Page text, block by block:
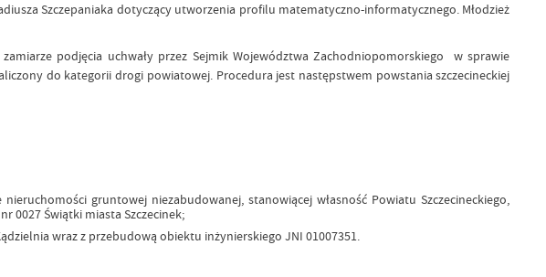
Szczepaniaka dotyczący utworzenia profilu matematyczno-informatycznego. Młodzież
podjęcia uchwały przez Sejmik Województwa Zachodniopomorskiego w sprawie
do kategorii drogi powiatowej. Procedura jest następstwem powstania szczecineckiej
gruntowej niezabudowanej, stanowiącej własność Powiatu Szczecineckiego,
0027 Świątki miasta Szczecinek;
wraz z przebudową obiektu inżynierskiego JNI 01007351.